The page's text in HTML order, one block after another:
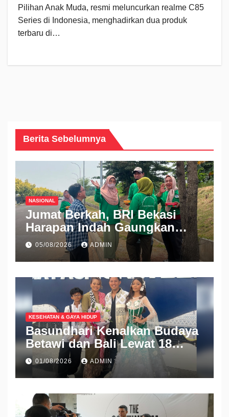
Pilihan Anak Muda, resmi meluncurkan realme C85
Series di Indonesia, menghadirkan dua produk
terbaru di…
Berita Sebelumnya
NASIONAL
Jumat Berkah, BRI Bekasi
Harapan Indah Gaungkan
Semangat Berbagi
05/08/2026 ADMIN
KESEHATAN & GAYA HIDUP
Basundhari Kenalkan Budaya
Betawi dan Bali Lewat 18
Koleksi Ready to Wear di IFW
2026
01/08/2026 ADMIN